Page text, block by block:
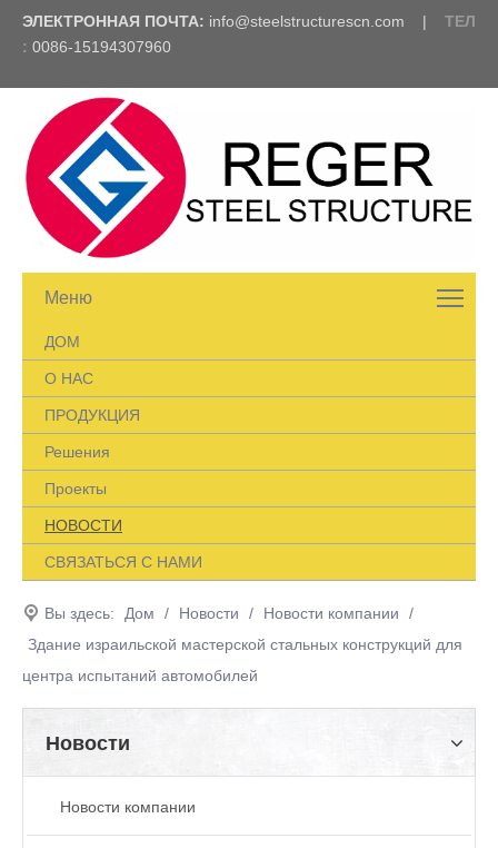
ЭЛЕКТРОННАЯ ПОЧТА: info@steelstructurescn.com | ТЕЛ
: 0086-15194307960
Меню
ДОМ
О НАС
ПРОДУКЦИЯ
Решения
Проекты
НОВОСТИ
СВЯЗАТЬСЯ С НАМИ
Вы здесь: Дом / Новости / Новости компании
/
Здание израильской мастерской стальных конструкций для
центра испытаний автомобилей
Новости
Новости компании